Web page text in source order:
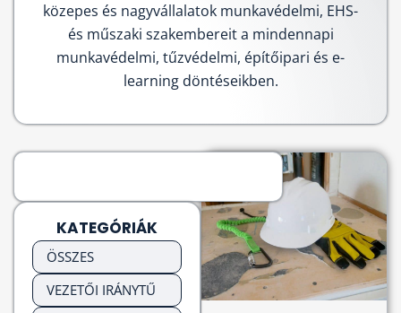
közepes és nagyvállalatok munkavédelmi, EHS-
és műszaki szakembereit a mindennapi
munkavédelmi, tűzvédelmi, építőipari és e-
learning döntéseikben.
KATEGÓRIÁK
ÖSSZES
VEZETŐI IRÁNYTŰ